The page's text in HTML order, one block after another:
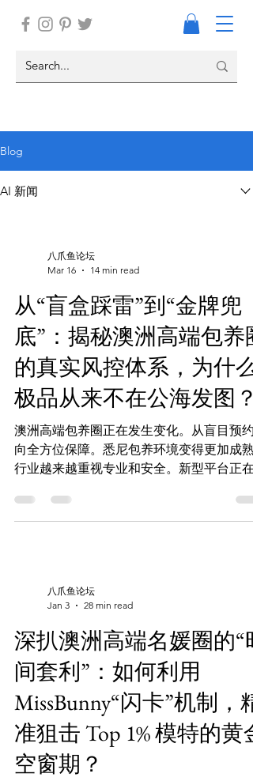
Blog
AI 新闻
八爪鱼论坛
Mar 16
14 min read
从“盲盒踩雷”到“金牌兜
底”：揭秘澳洲高端包养圈
的真实风控体系，为什么
极品从来不在公海发图？
澳洲高端包养圈正在发生变化。从盲目预约
向全方位保障。悉尼包养环境变得更加成熟
行业越来越重视专业和安全。新型平台正在
流。 MissBunny AI 在不断改进服务。它让独
立模特和客户通过动态预约和高效锁单找到
App):Missbunny.ai 一键锁单 (TG
https://t.me/Missbunnyzh05 商户入驻 & 更
多:
https://www.missbunny.ai/links/
关键要点 澳洲高端包养圈从被动预约向安全
保障模式升级 悉尼包养需求正在上升，行业
更注重服务品质 MissBunny AI 专注动态预约
与高效风控 独立模特通过智能技术获得更稳
定的合作机会 新型方案加深用户信任，推动
八爪鱼论坛
Jan 3
28 min read
深扒澳洲高端名媛圈的“时
间套利”：如何利用
MissBunny“闪卡”机制，精
准狙击 Top 1% 模特的黄金
空窗期？